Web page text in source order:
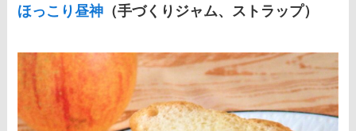
ほっこり昼神 （手づくりジャム、ストラップ）